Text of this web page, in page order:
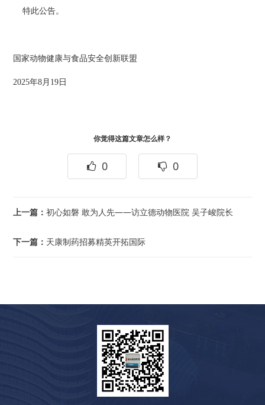
特此公告。
国家动物健康与食品安全创新联盟
2025年8月19日
你觉得这篇文章怎么样？
0 0
上一篇：初心如磐 敢为人先——访立德动物医院 吴子峻院长
下一篇： 天康制药招募精英开拓国际